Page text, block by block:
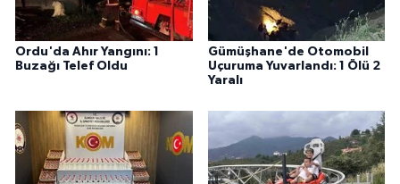
Ordu'da Ahır Yangını: 1
Buzağı Telef Oldu
Gümüşhane'de Otomobil
Uçuruma Yuvarlandı: 1 Ölü 2
Yaralı